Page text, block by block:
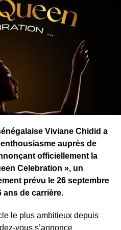
Viviane Chidid a
auprès de
officiellement la
Celebration », un
prévu le 26 septembre
ans de carrière.
le plus ambitieux depuis
vous s’annonce